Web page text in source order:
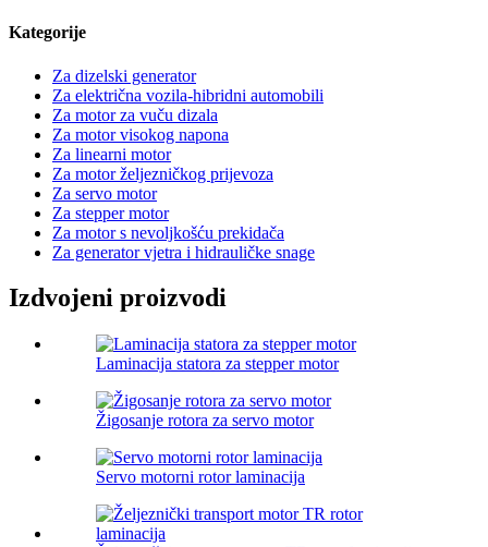
Kategorije
Za dizelski generator
Za električna vozila-hibridni automobili
Za motor za vuču dizala
Za motor visokog napona
Za linearni motor
Za motor željezničkog prijevoza
Za servo motor
Za stepper motor
Za motor s nevoljkošću prekidača
Za generator vjetra i hidrauličke snage
Izdvojeni proizvodi
Laminacija statora za stepper motor
Žigosanje rotora za servo motor
Servo motorni rotor laminacija